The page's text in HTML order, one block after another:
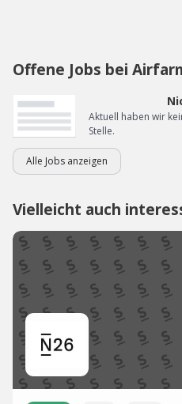
Offene Jobs bei
Aktuell haben wir
Stelle.
Alle Jobs anzeigen
Vielleicht auch